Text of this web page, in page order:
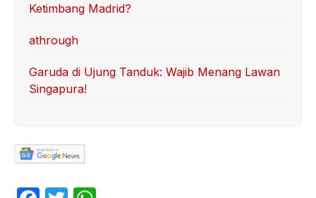
Ketimbang Madrid?
athrough
Garuda di Ujung Tanduk: Wajib Menang Lawan
Singapura!